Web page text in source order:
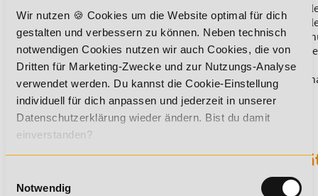
Wir nutzen 🍪 Cookies um die Website optimal für dich
gestalten und verbessern zu können. Neben technisch
notwendigen Cookies nutzen wir auch Cookies, die von
Dritten für Marketing-Zwecke und zur Nutzungs-Analyse
verwendet werden. Du kannst die Cookie-Einstellung
individuell für dich anpassen und jederzeit in unserer
Datenschutzerklärung wieder ändern. Bist du damit
einverstanden?
Notwendig
Du möchtest mehr über dieses Thema erfahren? Dann
die Ausbildung "Cardio Trainer", in der die Themen
Fähigkeit Ausdauer, Prinzipien der Trainingslehre,
Ausdauersport, Trainingssteuerung, Ausdauertraining,
Fitnessstudio, Leistungstests im Freizeit- und Fitnesssport
und Besonderheiten von Ausdauertraining im Fitnessstudio
werden.
Sichere dir jetzt 5% Lexikon-Rabatt
auf ALLE Aus- und Weiterbildungen!